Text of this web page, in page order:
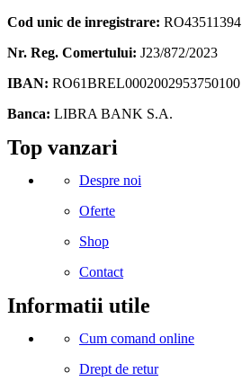
Cod unic de inregistrare: RO43511394
Nr. Reg. Comertului: J23/872/2023
IBAN: RO61BREL0002002953750100
Banca: LIBRA BANK S.A.
Facebook
Instagram
Linkedin
Snapchat
Tik-
tok
Telegram
Top vanzari
Despre noi
Oferte
Shop
Contact
Informatii utile
Cum comand online
Drept de retur